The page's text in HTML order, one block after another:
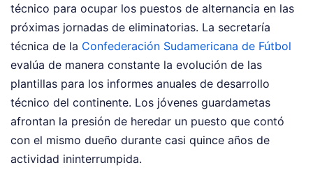
técnico para ocupar los puestos de alternancia en las
próximas jornadas de eliminatorias. La secretaría
técnica de la Confederación Sudamericana de Fútbol
evalúa de manera constante la evolución de las
plantillas para los informes anuales de desarrollo
técnico del continente. Los jóvenes guardametas
afrontan la presión de heredar un puesto que contó
con el mismo dueño durante casi quince años de
actividad ininterrumpida.